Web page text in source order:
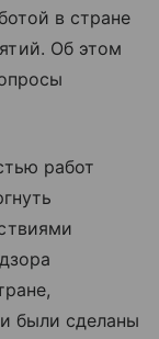
в стране
Об этом
работ
были сделаны